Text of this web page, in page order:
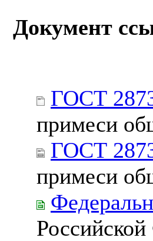
Документ
ГОСТ
примеси
ГОСТ
примеси